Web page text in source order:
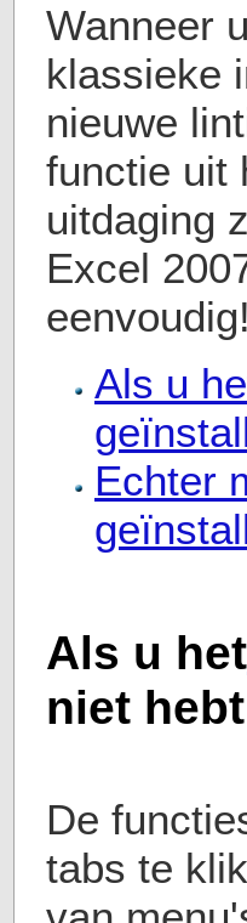
Wanneer
klassieke
nieuwe
functie uit
uitdaging
Excel
Als u
Echter
Als u het
niet
De
tabs te